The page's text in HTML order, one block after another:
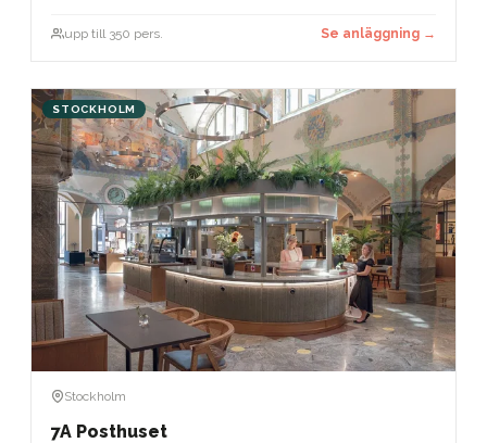
upp till 350 pers. Se anläggning →
STOCKHOLM
Stockholm
7A Posthuset